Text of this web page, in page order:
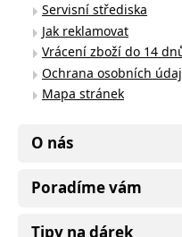
Servisní střediska
Jak reklamovat
Vrácení zboží do 14
Ochrana osobních
Mapa stránek
O nás
Poradíme vám
Tipy na dárek